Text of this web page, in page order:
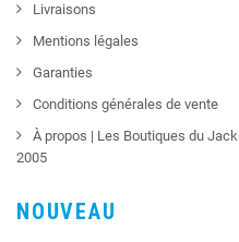
Livraisons
Mentions légales
Garanties
Conditions générales de vente
À propos | Les Boutiques du
2005
NOUVEAU